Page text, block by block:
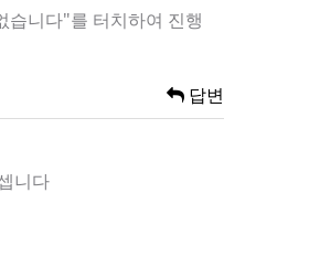
습니다"를 터치하여 진행
답변
니다